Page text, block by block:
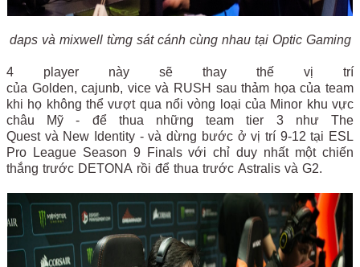
daps và mixwell từng sát cánh cùng nhau tại Optic Gaming
4 player này sẽ thay thế vị trí
của Golden, cajunb, vice và RUSH sau thảm họa của team
khi họ không thể vượt qua nổi vòng loại của Minor khu vực
châu Mỹ - để thua những team tier 3 như The
Quest và New Identity - và dừng bước ở vị trí 9-12 tại ESL
Pro League Season 9 Finals với chỉ duy nhất một chiến
thắng trước DETONA rồi để thua trước Astralis và G2.